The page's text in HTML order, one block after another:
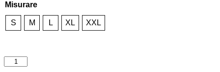
Misurare
S M L XL XXL